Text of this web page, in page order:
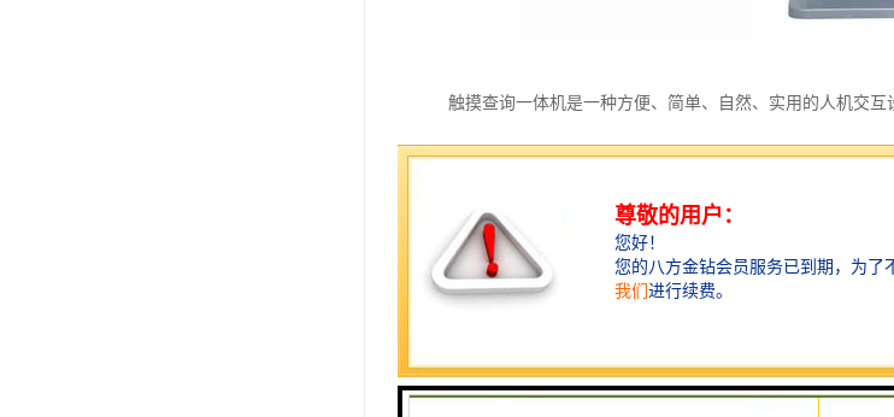
触摸查询一体机是一种方便、简单、自然、实用的人机交
机械制造技术，流线型一体化设计，造型优美。
触摸屏：声波式/红外屏、电阻屏等等。
颜色：可按用户要求定制
普通表面声波屏